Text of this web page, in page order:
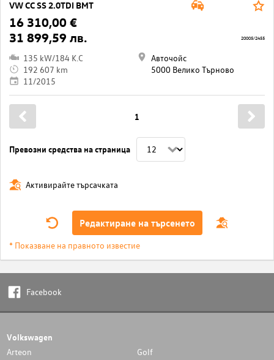
VW CC SS 2.0TDI BMT
16 310,00 €
31 899,59 лв.
135 kW/184 K.C
192 607 km
11/2015
Авточойс
5000 Велико Търново
20005/2455
Превозни средства на страница
1
Активирайте търсачката
Редактиране на търсенето
* Показване на правното известие
Facebook
Volkswagen
Arteon
Golf